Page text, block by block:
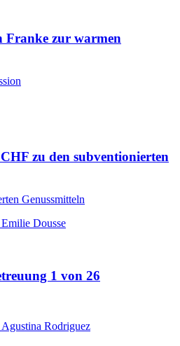
zur warmen
zu den subventionierten
Genussmitteln
Dousse
1 von 26
Agustina Rodriguez